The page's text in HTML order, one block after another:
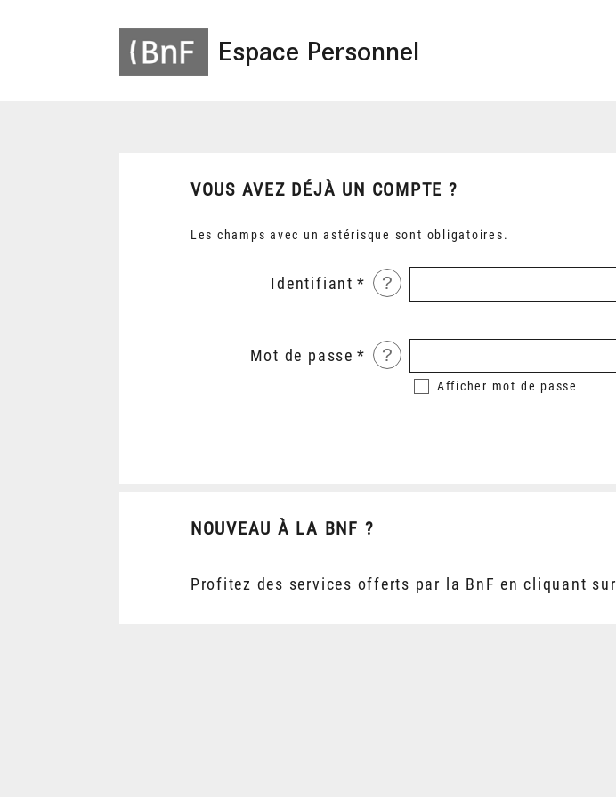
Espace Personnel
VOUS AVEZ DÉJÀ UN COMPTE ?
Les champs avec un astérisque sont obligatoires.
Identifiant ?
Mot de passe ?
Afficher mot de passe
NOUVEAU À LA BNF ?
Profitez des services offerts par la BnF en cliquant sur